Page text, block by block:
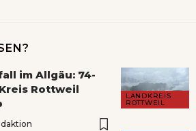
LANDKREIS
ROTTWEIL
im Allgäu: 74-
Rottweil